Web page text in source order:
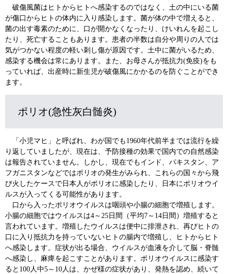
破傷風菌はヒトからヒトへ感染するのではなく、土の中にいる菌
が傷口からヒトの体内に入り感染します。菌が体の中で増えると、
菌の出す毒素のために、口が開かなくなったり、けいれんを起こし
たり、死亡することもあります。患者の半数は自分や周りの人では
気がつかない程度の軽い刺し傷が原因です。土中に菌がいるため、
感染する機会は常にあります。また、お母さんが抵抗力(免疫)をも
っていれば、出産時に新生児が破傷風にかかるのを防ぐことができ
ます。
ポリオ(急性灰白髄炎)
「小児マヒ」と呼ばれ、わが国でも1960年代前半までは流行を繰
り返していましたが、現在は、予防接種の効果で国内での自然感染
は報告されていません。しかし、現在でもインド、パキスタン、ア
フガニスタンなどではポリオの発生がみられ、これらの国々から飛
び火したケースで日本人がポリオに感染したり、日本にポリオウイ
ルスが入ってくる可能性があります。
口から入ったポリオウイルスは咽頭や小腸の細胞で増殖します。
小腸の細胞ではウイルスは4～25日間（平均7～14日間）増殖すると
言われています。増殖したウイルスは便中に排泄され、再びヒトの
口に入り抵抗力を持っていないヒトの腸内で増殖し、ヒトからヒト
へ感染します。症状が出る場合、ウイルスが血液を介して脳・脊髄
へ感染し、麻痺を起こすことがあります。ポリオウイルスに感染す
ると100人中5～10人は、かぜ様の症状があり、発熱を認め、続いて